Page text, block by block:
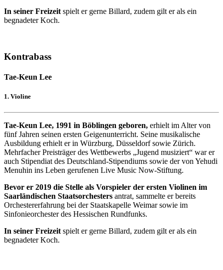
In seiner Freizeit spielt er gerne Billard, zudem gilt er als ein
begnadeter Koch.
Kontrabass
Tae-Keun Lee
1. Violine
Tae-Keun Lee, 1991 in Böblingen geboren, erhielt im Alter von
fünf Jahren seinen ersten Geigenunterricht. Seine musikalische
Ausbildung erhielt er in Würzburg, Düsseldorf sowie Zürich.
Mehrfacher Preisträger des Wettbewerbs „Jugend musiziert“ war er
auch Stipendiat des Deutschland-Stipendiums sowie der von Yehudi
Menuhin ins Leben gerufenen Live Music Now-Stiftung.
Bevor er 2019 die Stelle als Vorspieler der ersten Violinen im
Saarländischen Staatsorchesters antrat, sammelte er bereits
Orchestererfahrung bei der Staatskapelle Weimar sowie im
Sinfonieorchester des Hessischen Rundfunks.
In seiner Freizeit spielt er gerne Billard, zudem gilt er als ein
begnadeter Koch.